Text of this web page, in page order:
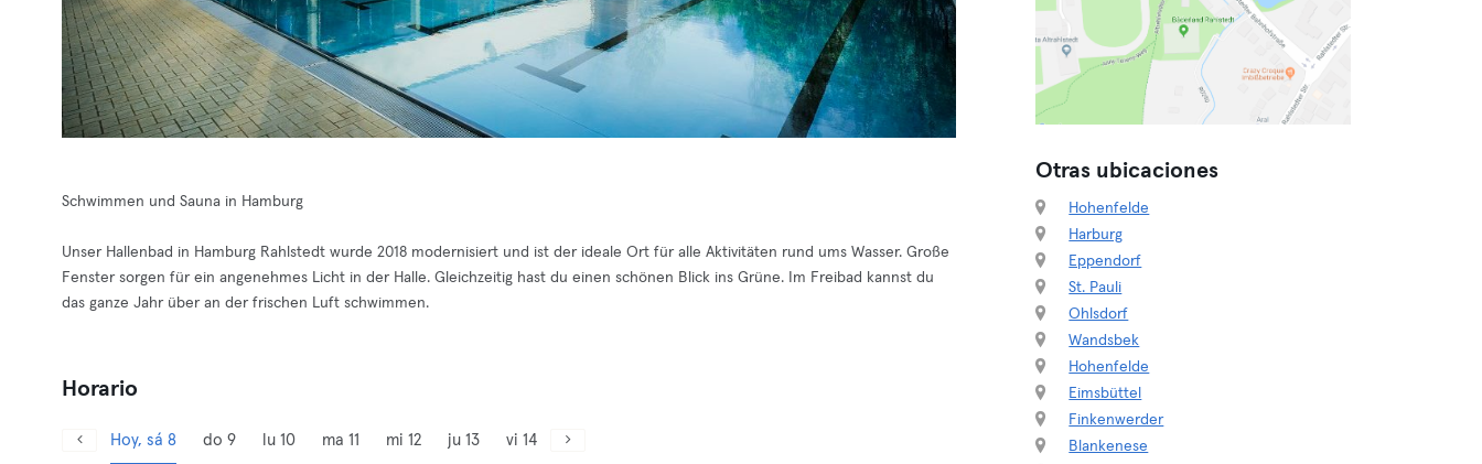
Schwimmen und Sauna in Hamburg
Unser Hallenbad in Hamburg Rahlstedt wurde 2018 modernisiert und ist der ideale Ort für alle Aktivitäten rund ums Wasser. Große
Fenster sorgen für ein angenehmes Licht in der Halle. Gleichzeitig hast du einen schönen Blick ins Grüne. Im Freibad kannst du
das ganze Jahr über an der frischen Luft schwimmen.
Horario
Hoy, sá 8 do 9 lu 10 ma 11 mi 12 ju 13 vi 14
Otras ubicaciones
Hohenfelde
Harburg
Eppendorf
St. Pauli
Ohlsdorf
Wandsbek
Hohenfelde
Eimsbüttel
Finkenwerder
Blankenese